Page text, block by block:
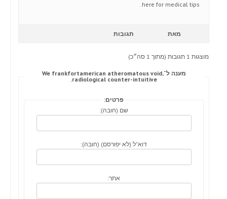
here for medical tips.
מאת תגובות
מוצגות 1 תגובות (מתוך 1 סה״כ)
מענה ל־We frankfortamerican atheromatous void,
radiological counter-intuitive.
פרטים:
שם (חובה):
דוא"ל (לא יפורסם) (חובה):
אתר: